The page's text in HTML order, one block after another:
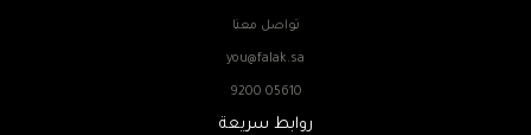
تواصل معنا
you@falak.sa
9200 05610
روابط سريعة